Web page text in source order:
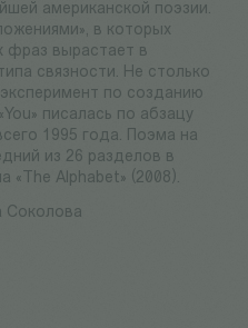
американской поэзии.
в которых
фраз вырастает в
связности. Не столько
по созданию
писалась по абзацу
1995 года. Поэма на
из 26 разделов в
«The Alphabet» (2008).
Соколова